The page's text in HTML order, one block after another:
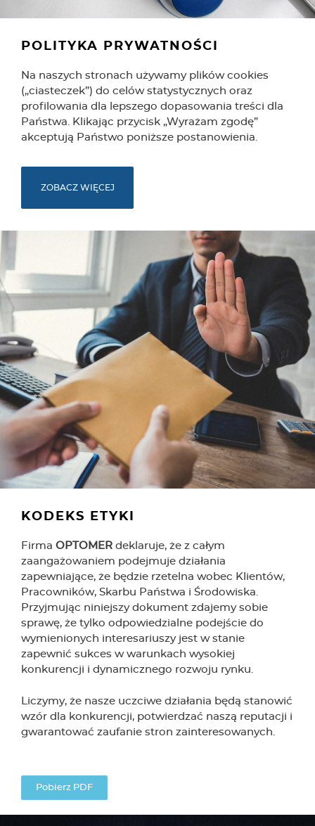
POLITYKA PRYWATNOŚCI
Na naszych stronach używamy plików cookies
(„ciasteczek”) do celów statystycznych oraz
profilowania dla lepszego dopasowania treści dla
Państwa. Klikając przycisk „Wyrażam zgodę”
akceptują Państwo poniższe postanowienia.
ZOBACZ WIĘCEJ
KODEKS ETYKI
Firma OPTOMER deklaruje, że z całym
zaangażowaniem podejmuje działania
zapewniające, że będzie rzetelna wobec Klientów,
Pracowników, Skarbu Państwa i Środowiska.
Przyjmując niniejszy dokument zdajemy sobie
sprawę, że tylko odpowiedzialne podejście do
wymienionych interesariuszy jest w stanie
zapewnić sukces w warunkach wysokiej
konkurencji i dynamicznego rozwoju rynku.
Liczymy, że nasze uczciwe działania będą stanowić
wzór dla konkurencji, potwierdzać naszą reputacji i
gwarantować zaufanie stron zainteresowanych.
Pobierz PDF